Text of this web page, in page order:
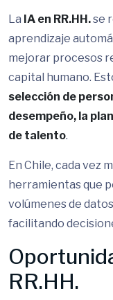
La IA en RR.HH.se
aprendizaje
mejorar procesos
capital humano.
selección de
desempeño, la
de talento.
En Chile, cada vez
herramientas que
volúmenes de
facilitando
RR.HH.